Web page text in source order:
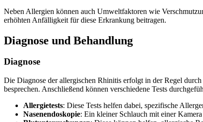
Neben Allergien können auch Umweltfaktoren wie
erhöhten Anfälligkeit für diese Erkrankung beitragen.
Diagnose und Behandlung
Diagnose
Die Diagnose der allergischen Rhinitis erfolgt in der Regel
besprechen. Anschließend können verschiedene Tests
Allergietests: Diese Tests helfen dabei, spezifische
Nasenendoskopie: Ein kleiner Schlauch mit einer